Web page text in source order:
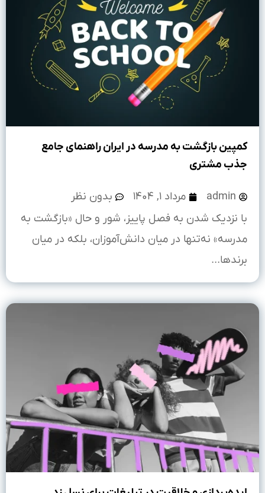
کمپین بازگشت به مدرسه در ایران راهنمای جامع
جذب مشتری
admin مرداد ۱, ۱۴۰۴
بدون نظر
با نزدیک شدن به فصل پاییز، شور و حال «بازگشت به
مدرسه» نه‌تنها در میان دانش‌آموزان، بلکه در میان
برندها...